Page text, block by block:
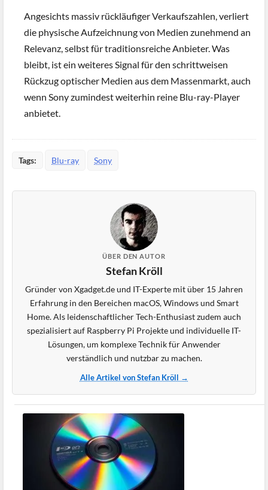
Angesichts massiv rückläufiger Verkaufszahlen, verliert
die physische Aufzeichnung von Medien zunehmend an
Relevanz, selbst für traditionsreiche Anbieter. Was
bleibt, ist ein weiteres Signal für den schrittweisen
Rückzug optischer Medien aus dem Massenmarkt, auch
wenn Sony zumindest weiterhin reine Blu-ray-Player
anbietet.
Tags: Blu-ray Sony
ÜBER DEN AUTOR
Stefan Kröll
Gründer von Xgadget.de und IT-Experte mit über 15 Jahren
Erfahrung in den Bereichen macOS, Windows und Smart
Home. Als leidenschaftlicher Tech-Enthusiast zudem auch
spezialisiert auf Raspberry Pi Projekte und individuelle IT-
Lösungen, um komplexe Technik für Anwender
verständlich und nutzbar zu machen.
Alle Artikel von Stefan Kröll →